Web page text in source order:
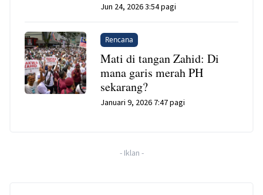
Jun 24, 2026 3:54 pagi
Rencana
Mati di tangan Zahid: Di
mana garis merah PH
sekarang?
Januari 9, 2026 7:47 pagi
- Iklan -